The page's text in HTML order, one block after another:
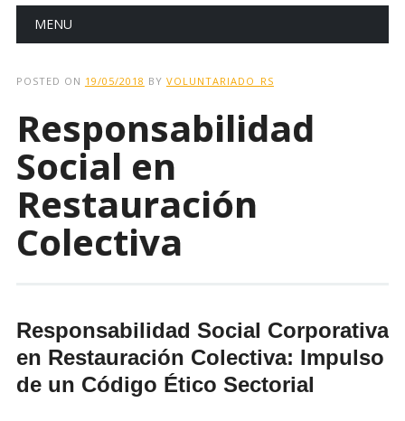
Main menu
MENU
POSTED ON 19/05/2018 BY VOLUNTARIADO_RS
Responsabilidad
Social en
Restauración
Colectiva
Responsabilidad Social Corporativa
en Restauración Colectiva: Impulso
de un Código Ético Sectorial